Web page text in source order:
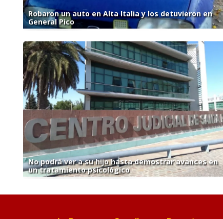
Robaron un auto en Alta Italia y los detuvieron en
General Pico
No podrá ver a su hijo hasta demostrar avances en
un tratamiento psicológico